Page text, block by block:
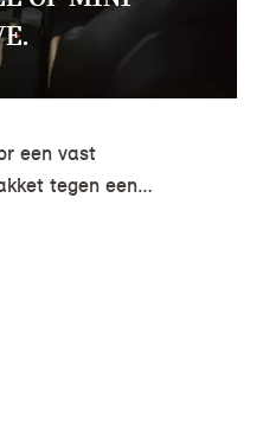
een vast
tegen een